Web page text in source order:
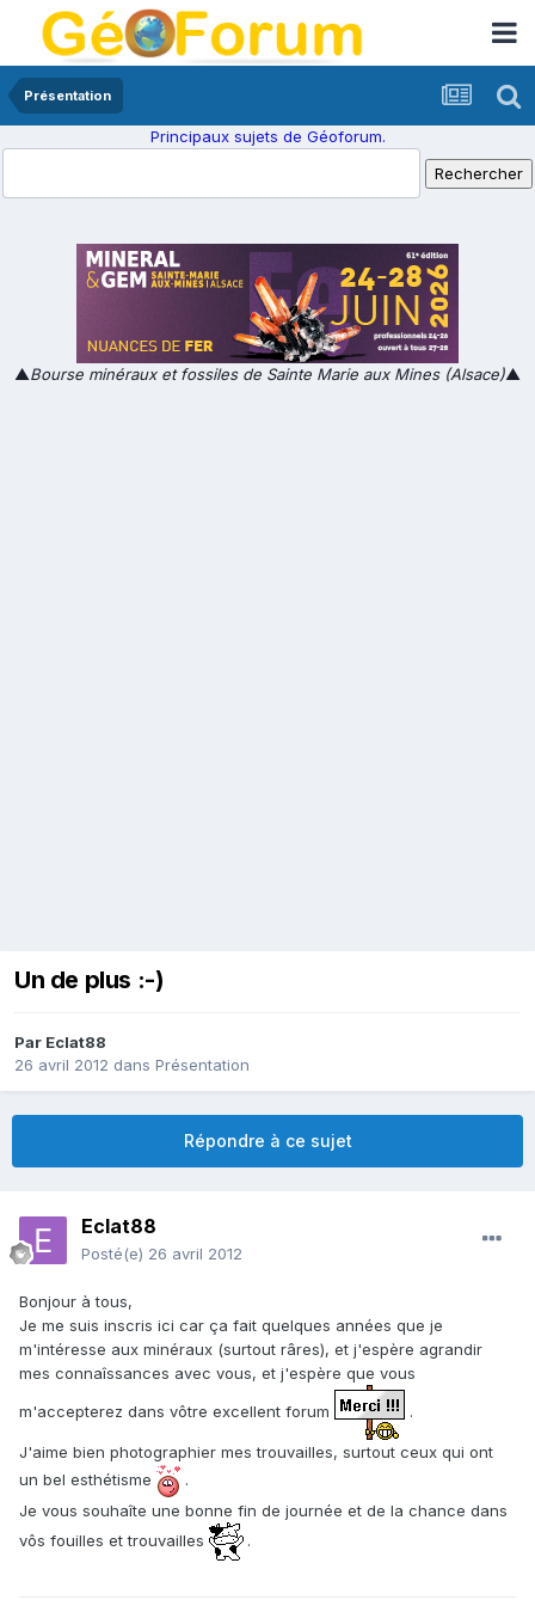
Présentation
Principaux sujets de Géoforum.
▲Bourse minéraux et fossiles de Sainte Marie aux Mines (Alsace)▲
Un de plus :-)
Par Eclat88
26 avril 2012 dans Présentation
Répondre à ce sujet
Eclat88
Posté(e) 26 avril 2012
Bonjour à tous,
Je me suis inscris ici car ça fait quelques années que je
m'intéresse aux minéraux (surtout râres), et j'espère agrandir
mes connaîssances avec vous, et j'espère que vous
m'accepterez dans vôtre excellent forum
.
J'aime bien photographier mes trouvailles, surtout ceux qui ont
un bel esthétisme
.
Je vous souhaîte une bonne fin de journée et de la chance dans
vôs fouilles et trouvailles
.